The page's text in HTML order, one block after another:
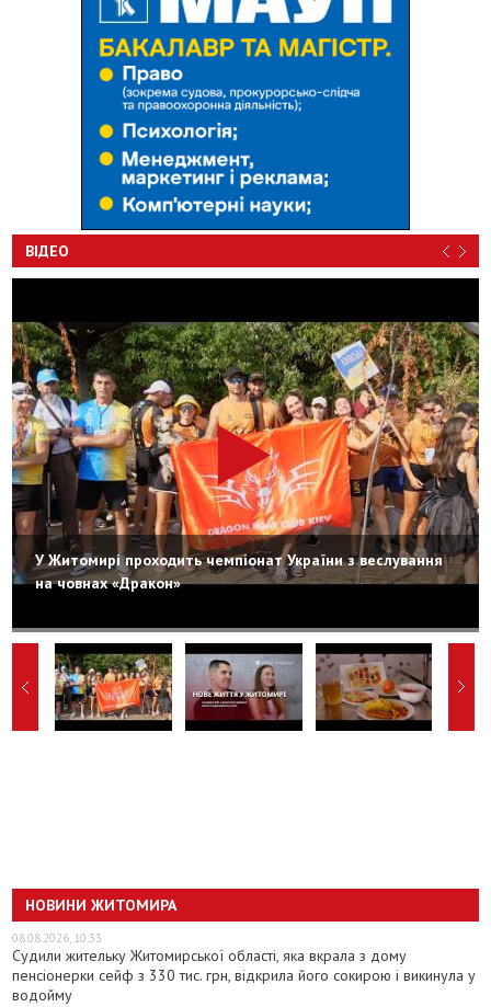
ВІДЕО
У Житомирі проходить чемпіонат України з веслування
на човнах «Дракон»
НОВИНИ ЖИТОМИРА
08.08.2026, 10:33
Судили жительку Житомирської області, яка вкрала з дому
пенсіонерки сейф з 330 тис. грн, відкрила його сокирою і викинула у
водойму